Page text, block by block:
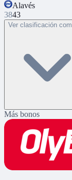
Alavés
3843
Ver clasificación
Más bonos